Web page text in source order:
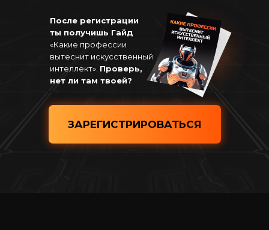
После регистрации
ты получишь Гайд
«Какие профессии
вытеснит искусственный
интеллект». Проверь,
нет ли там твоей?
ЗАРЕГИСТРИРОВАТЬСЯ